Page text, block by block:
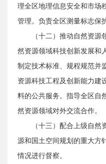
理全区地理信息安全和市场
管理。负责全区测量标志保
（十二）推动自然资
然资源领域科技创新发展和
制定技术标准、规程规范并
资源科技工程及创新能力建
料的公共服务。指导全区自
然资源领域对外交流合作。
（十三）配合上级自
源和国土空间规划的重大方
情况进行督察。